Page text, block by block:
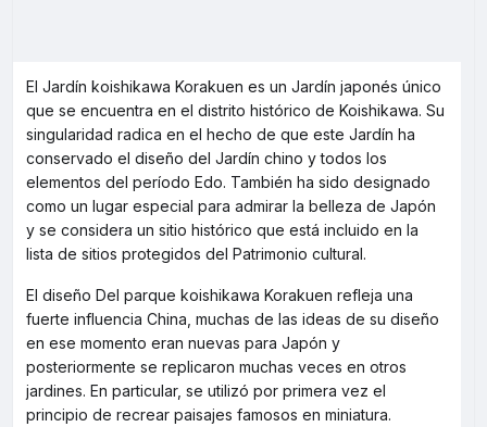
El Jardín koishikawa Korakuen es un Jardín japonés único
que se encuentra en el distrito histórico de Koishikawa. Su
singularidad radica en el hecho de que este Jardín ha
conservado el diseño del Jardín chino y todos los
elementos del período Edo. También ha sido designado
como un lugar especial para admirar la belleza de Japón
y se considera un sitio histórico que está incluido en la
lista de sitios protegidos del Patrimonio cultural.
El diseño Del parque koishikawa Korakuen refleja una
fuerte influencia China, muchas de las ideas de su diseño
en ese momento eran nuevas para Japón y
posteriormente se replicaron muchas veces en otros
jardines. En particular, se utilizó por primera vez el
principio de recrear paisajes famosos en miniatura.